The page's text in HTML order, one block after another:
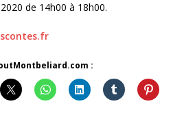
de 14h00 à 18h00.
: